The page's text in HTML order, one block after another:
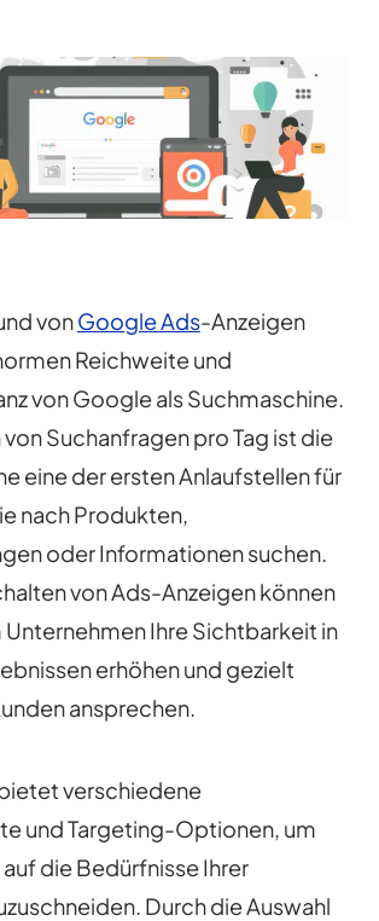
vonGoogle Ads-Anzeigen
Reichweite und
von Google als Suchmaschine.
Suchanfragen pro Tag ist die
eine der ersten Anlaufstellen für
nach Produkten,
oder Informationen suchen.
von Ads-Anzeigen können
Unternehmen Ihre Sichtbarkeit in
erhöhen und gezielt
ansprechen.
verschiedene
und Targeting-Optionen, um
die Bedürfnisse Ihrer
Durch die Auswahl